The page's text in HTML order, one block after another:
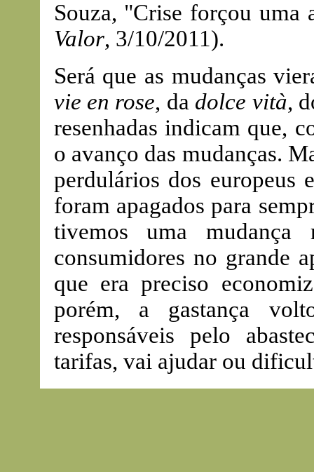
Souza, "Crise forçou uma
Valor, 3/10/2011).
Será que as mudanças
vie en rose, da dolce vità,
resenhadas indicam que,
o avanço das mudanças.
perdulários dos europeus
foram apagados para
tivemos uma mudança
consumidores no grande
que era preciso
porém, a gastança
responsáveis pelo
tarifas, vai ajudar ou